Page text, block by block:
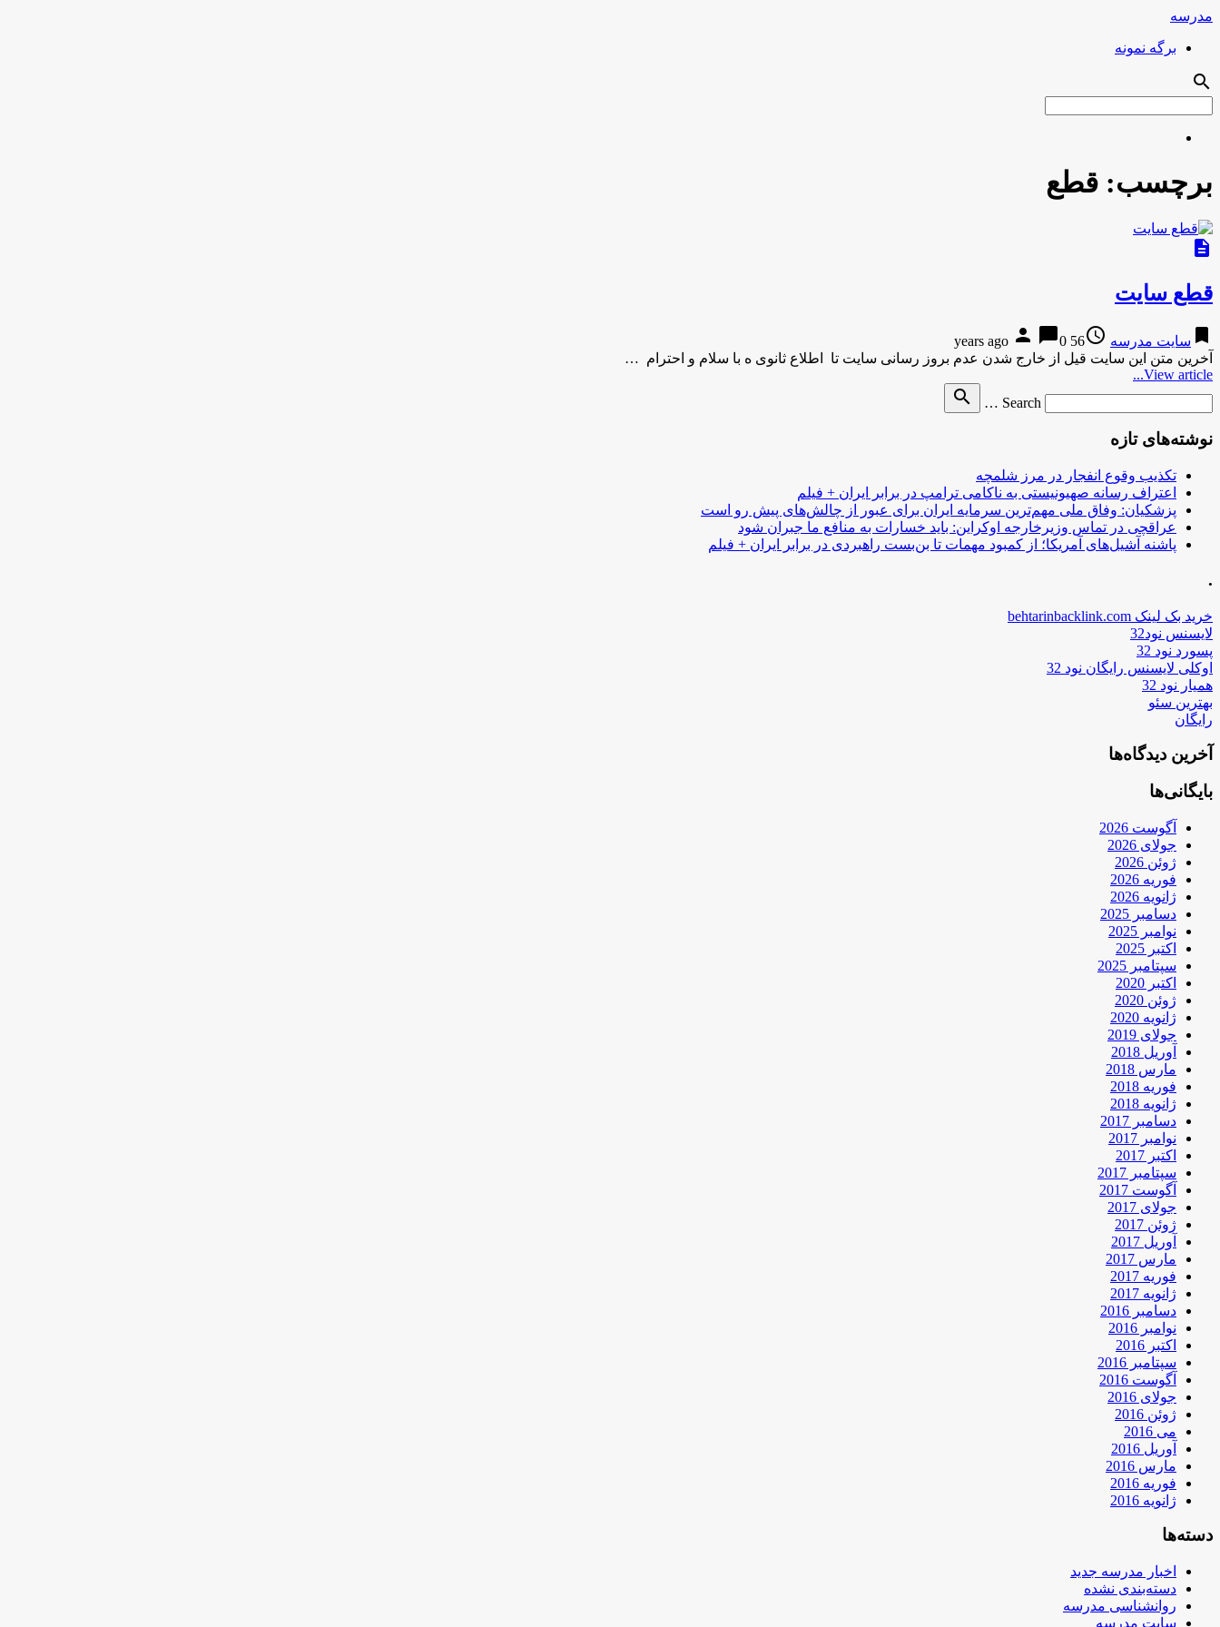
مدرسه
برگه نمونه
search
برچسب: قطع
description
قطع سایت
bookmark سایت مدرسه access_time
56 years ago
person chat_bubble0
آخرین متن این سایت قیل از خارج شدن عدم بروز رسانی سایت تا اطلاع ثانوی ه با سلام و احترام …
View article...
Search …
search
نوشته‌های تازه
تکذیب وقوع انفجار در مرز شلمچه
اعتراف رسانه صهیونیستی به ناکامی ترامپ در برابر ایران + فیلم
پزشکیان: وفاق ملی مهم‌ترین سرمایه ایران برای عبور از چالش‌های پیش رو است
عراقچی در تماس وزیرخارجه اوکراین: باید خسارات به منافع ما جبران شود
پاشنه آشیل‌های آمریکا؛ از کمبود مهمات تا بن‌بست راهبردی در برابر ایران + فیلم
.
خرید بک لینک behtarinbacklink.com
لایسنس نود32
پسورد نود 32
اوکلی لایسنس رایگان نود 32
همیار نود 32
بهترین سئو
رایگان
آخرین دیدگاه‌ها
بایگانی‌ها
آگوست 2026
جولای 2026
ژوئن 2026
فوریه 2026
ژانویه 2026
دسامبر 2025
نوامبر 2025
اکتبر 2025
سپتامبر 2025
اکتبر 2020
ژوئن 2020
ژانویه 2020
جولای 2019
آوریل 2018
مارس 2018
فوریه 2018
ژانویه 2018
دسامبر 2017
نوامبر 2017
اکتبر 2017
سپتامبر 2017
آگوست 2017
جولای 2017
ژوئن 2017
آوریل 2017
مارس 2017
فوریه 2017
ژانویه 2017
دسامبر 2016
نوامبر 2016
اکتبر 2016
سپتامبر 2016
آگوست 2016
جولای 2016
ژوئن 2016
می 2016
آوریل 2016
مارس 2016
فوریه 2016
ژانویه 2016
دسته‌ها
اخبار مدرسه جدید
دسته‌بندی نشده
روانشناسی مدرسه
سایت مدرسه